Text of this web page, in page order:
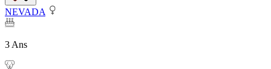
NEVADA
3 Ans